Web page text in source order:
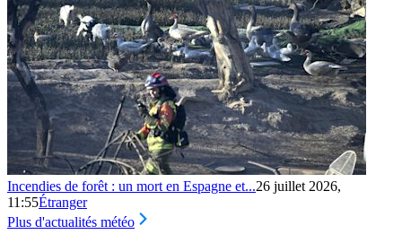
Incendies de forêt : un mort en Espagne et...26 juillet 2026,
11:55Étranger
Plus d'actualités météo